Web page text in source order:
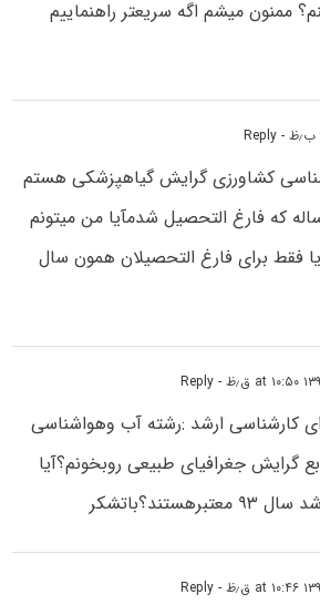
ممنون میشم اگه سریعتر راهنماییم
- Reply
کشاورزی گرایش گیاهپزشکی هستم
۲۴ وهفت ساله که فارغ التحصیل شدمآیا من میتونم
فقط برای فارغ التحصیلان همون سال
- Reply
کارشناسی ارشد :رشته آب وهواشناسی
گرایش جغرافیای طبیعی روبخونم؟آیا
- Reply